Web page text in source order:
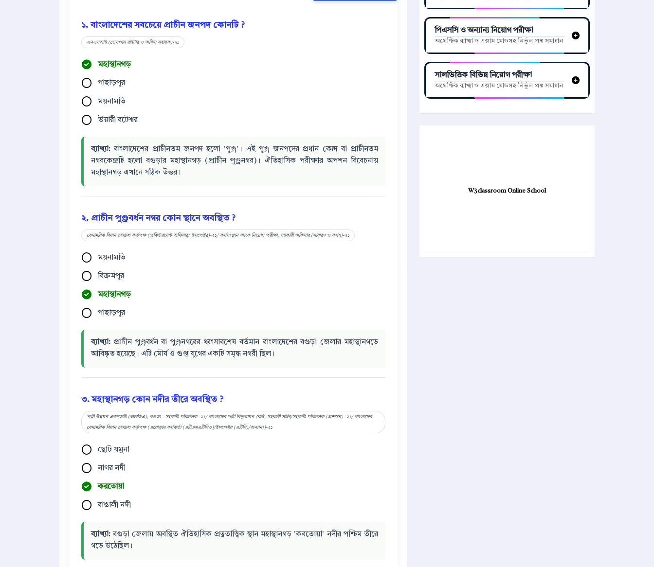
১. বাংলাদেশের সবচেয়ে প্রাচীন জনপদ কোনটি ?
এনএসআই (ডেসপাস রাইটার ও অফিস সহায়ক)-২১
মহাস্থানগড়
পাহাড়পুর
ময়নামতি
উয়ারী বটেশ্বর
ব্যাখ্যা: বাংলাদেশের প্রাচীনতম জনপদ হলো 'পুণ্ড্র'। এই পুণ্ড্র জনপদের প্রধান কেন্দ্র বা প্রাচীনতম
নগরকেন্দ্রটি হলো বগুড়ার মহাস্থানগড় (প্রাচীন পুণ্ড্রনগর)। ঐতিহাসিক পরীক্ষার অপশন বিবেচনায়
মহাস্থানগড় এখানে সঠিক উত্তর।
২. প্রাচীন পুণ্ড্রবর্ধন নগর কোন স্থানে অবস্থিত ?
বেসামরিক বিমান চলাচল কর্তৃপক্ষ (প্রকিউরমেন্ট অফিসার/ ইন্সপেক্টর)-২১/ কর্মসংস্থান ব্যাংক নিয়োগ পরীক্ষা, সহকারী অফিসার (সাধারণ ও ক্যাশ)-২১
ময়নামতি
বিক্রমপুর
মহাস্থানগড়
পাহাড়পুর
ব্যাখ্যা: প্রাচীন পুণ্ড্রবর্ধন বা পুণ্ড্রনগরের ধ্বংসাবশেষ বর্তমান বাংলাদেশের বগুড়া জেলার মহাস্থানগড়ে
আবিষ্কৃত হয়েছে। এটি মৌর্য ও গুপ্ত যুগের একটি সমৃদ্ধ নগরী ছিল।
৩. মহাস্থানগড় কোন নদীর তীরে অবস্থিত ?
পল্লী উন্নয়ন একাডেমী (আরডিএ), বগুড়া - সহকারী পরিচালক -২১/ বাংলাদেশ পল্লী বিদ্যুতায়ন বোর্ড, সহকারী সচিব/সহকারী পরিচালক (প্রশাসন) -২১/ বাংলাদেশ
বেসামরিক বিমান চলাচল কর্তৃপক্ষ (এরোড্রাম কর্মকর্তা (এটিএমএটিসিও)/ইন্সপেক্টর (এটিসি)/অন্যান্য)-২১
ছোট যমুনা
নাগর নদী
করতোয়া
বাঙালী নদী
ব্যাখ্যা: বগুড়া জেলায় অবস্থিত ঐতিহাসিক প্রত্নতাত্ত্বিক স্থান মহাস্থানগড় 'করতোয়া' নদীর পশ্চিম তীরে
গড়ে উঠেছিল।
পিএসসি ও অন্যান্য নিয়োগ পরীক্ষা
অথেন্টিক ব্যাখ্যা ও এক্সাম মোডসহ নির্ভুল প্রশ্ন সমাধান
সালভিত্তিক বিভিন্ন নিয়োগ পরীক্ষা
অথেন্টিক ব্যাখ্যা ও এক্সাম মোডসহ নির্ভুল প্রশ্ন সমাধান
W3classroom Online School